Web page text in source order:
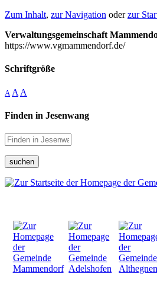
Zum Inhalt, zur Navigation oderzur
Verwaltungsgemeinschaft
https://www.vgmammendorf.de/
Schriftgröße
A A A
Finden in Jesenwang
suchen